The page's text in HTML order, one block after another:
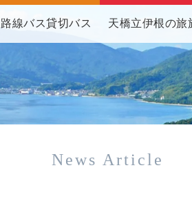
路線バス貸切バス 天橋立伊根の旅
News Article